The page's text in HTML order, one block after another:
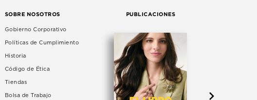
SOBRE NOSOTROS
Gobierno Corporativo
Políticas de Cumplimiento
Historia
Código de Ética
Tiendas
Bolsa de Trabajo
PUBLICACIONES